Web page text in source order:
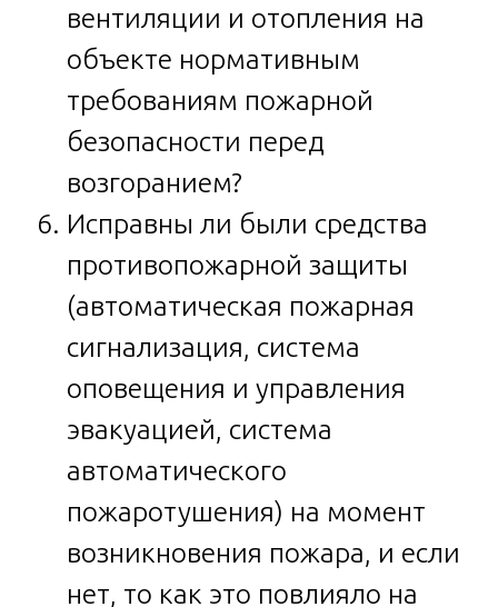
вентиляции и отопления на
объекте нормативным
требованиям пожарной
безопасности перед
возгоранием?
Исправны ли были средства
противопожарной защиты
(автоматическая пожарная
сигнализация, система
оповещения и управления
эвакуацией, система
автоматического
пожаротушения) на момент
возникновения пожара, и если
нет, то как это повлияло на